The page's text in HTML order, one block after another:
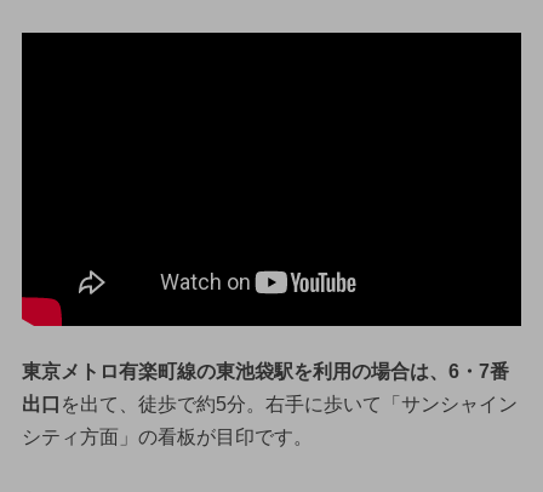
東京メトロ有楽町線の東池袋駅を利用の場合は、6・7番
出口 を出て、徒歩で約5分。右手に歩いて「サンシャイン
シティ方面」の看板が目印です。